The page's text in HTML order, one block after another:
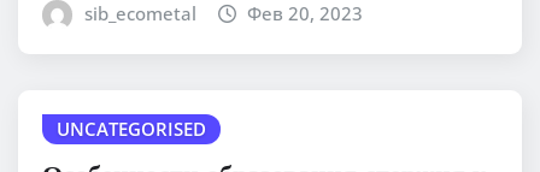
sib_ecometal Фев 20, 2023
UNCATEGORISED